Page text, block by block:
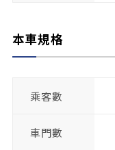
本車規格
乘客數
車門數